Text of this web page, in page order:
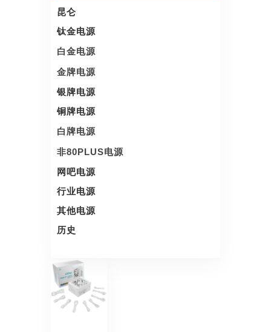
昆仑
钛金电源
白金电源
金牌电源
银牌电源
铜牌电源
白牌电源
非80PLUS电源
网吧电源
行业电源
其他电源
历史